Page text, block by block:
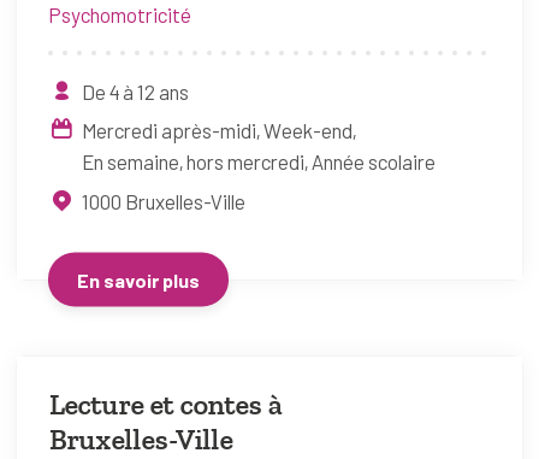
Psychomotricité
De 4 à 12 ans
Mercredi après-midi Week-end
En semaine, hors mercredi Année scolaire
1000 Bruxelles-Ville
En savoir plus
Lecture et contes à
Bruxelles-Ville